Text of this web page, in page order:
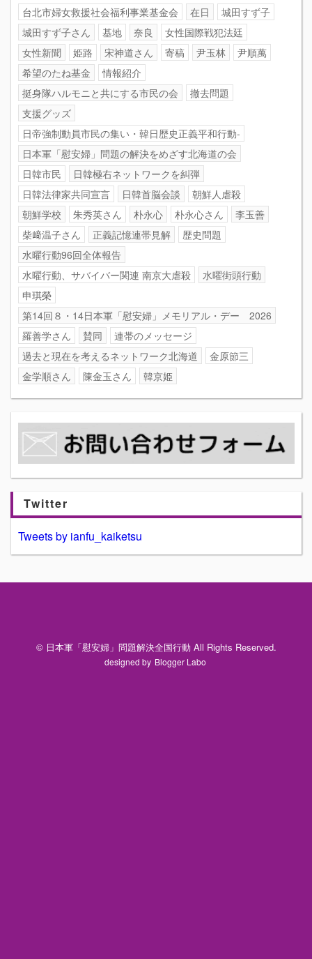
台北市婦女救援社会福利事業基金会
在日
城田すず子
城田すず子さん
基地 奈良
女性国際戦犯法廷
女性新聞
姫路 宋神道さん 寄稿 尹玉林
尹順萬
希望のたね基金
情報紹介
挺身隊ハルモニと共にする市民の会
撤去問題
支援グッズ
日帝強制動員市民の集い・韓日歴史正義平和行動-
日本軍「慰安婦」問題の解決をめざす北海道の会
日韓市民
日韓極右ネットワークを糾弾
日韓法律家共同宣言
日韓首脳会談
朝鮮人虐殺
朝鮮学校
朱秀英さん 朴永心 朴永心さん
李玉善
柴﨑温子さん
正義記憶連帯見解
歴史問題
水曜行動96回全体報告
水曜行動、サバイバー関連 南京大虐殺
水曜街頭行動
申琪榮
第14回８・14日本軍「慰安婦」メモリアル・デー 2026
羅善学さん
賛同
連帯のメッセージ
過去と現在を考えるネットワーク北海道
金原節三
金学順さん
陳金玉さん 韓京姫
Twitter
Tweets by ianfu_kaiketsu
© 日本軍「慰安婦」問題解決全国行動 All Rights Reserved.
designed by Blogger Labo